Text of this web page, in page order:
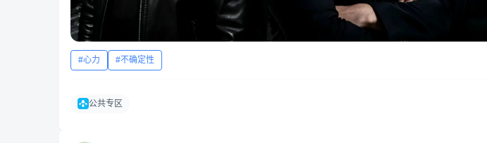
心力 不确定性
公共专区